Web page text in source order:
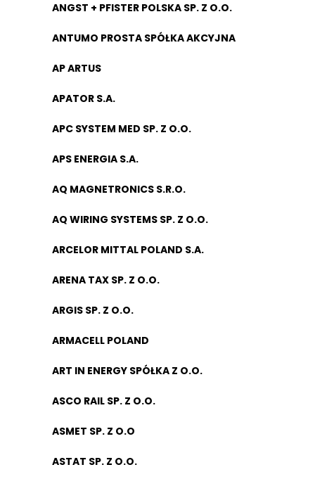
ANGST + PFISTER POLSKA SP. Z O.O.
ANTUMO PROSTA SPÓŁKA AKCYJNA
AP ARTUS
APATOR S.A.
APC SYSTEM MED SP. Z O.O.
APS ENERGIA S.A.
AQ MAGNETRONICS S.R.O.
AQ WIRING SYSTEMS SP. Z O.O.
ARCELOR MITTAL POLAND S.A.
ARENA TAX SP. Z O.O.
ARGIS SP. Z O.O.
ARMACELL POLAND
ART IN ENERGY SPÓŁKA Z O.O.
ASCO RAIL SP. Z O.O.
ASMET SP. Z O.O
ASTAT SP. Z O.O.